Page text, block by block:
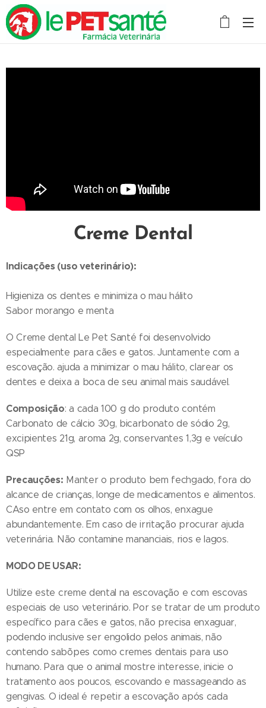
Creme Dental
Indicações (uso veterinário):
Higieniza os dentes e minimiza o mau hálito
Sabor morango e menta
O Creme dental Le Pet Santé foi desenvolvido
especialmente para cães e gatos. Juntamente com a
escovação. ajuda a minimizar o mau hálito, clarear os
dentes e deixa a boca de seu animal mais saudável.
Composição: a cada 100 g do produto contém
Carbonato de cálcio 30g, bicarbonato de sódio 2g,
excipientes 21g, aroma 2g, conservantes 1,3g e veículo
QSP
Precauções: Manter o produto bem fechgado, fora do
alcance de crianças, longe de medicamentos e alimentos.
CAso entre em contato com os olhos, enxague
abundantemente. Em caso de irritação procurar ajuda
veterinária. Não contamine mananciais, rios e lagos.
MODO DE USAR:
Utilize este creme dental na escovação e com escovas
especiais de uso veterinário. Por se tratar de um produto
específico para cães e gatos, não precisa enxaguar,
podendo inclusive ser engolido pelos animais, não
contendo sabõpes como cremes dentais para uso
humano. Para que o animal mostre interesse, inicie o
tratamento aos poucos, escovando e massageando as
gengivas. O ideal é repetir a escovação após cada